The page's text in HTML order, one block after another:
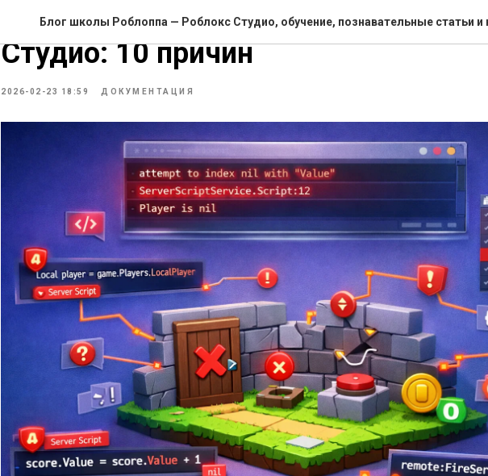
Блог школы Роблоппа — Роблокс Студио, обучение, познавательные статьи
Почему скрипт не работает в
Студио: 10 причин
2026-02-23 18:59 ДОКУМЕНТАЦИЯ